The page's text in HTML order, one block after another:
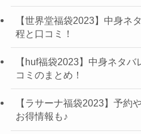
【世界堂福袋2023】中身ネ
程と口コミ！
【huf福袋2023】中身ネタ
コミのまとめ！
【ラサーナ福袋2023】予約
お得情報も♪